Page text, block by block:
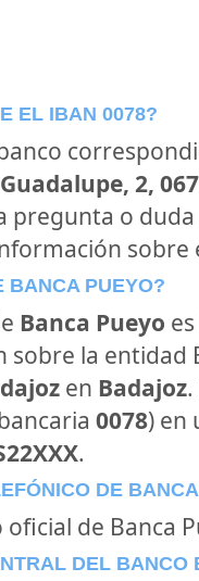
EL IBAN 0078?
2,
pregunta o
sobre
BANCA PUEYO?
Banca Pueyo es
la entidad
en Badajoz
0078) en
.
DE
de Banca
DEL BANCO